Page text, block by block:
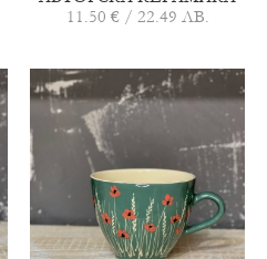
11.50 € / 22.49 ЛВ.